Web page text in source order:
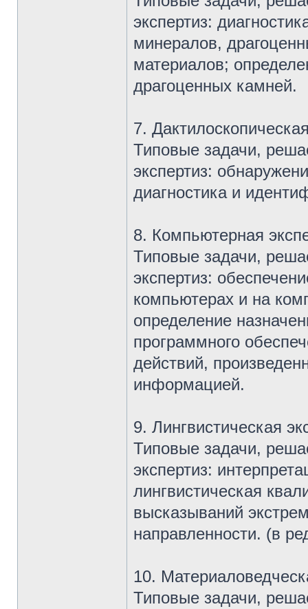
экспертиз:
минералов,
материалов;
драгоценных камней.
7.
Типовые задачи,
экспертиз:
диагностика и
8. Компьютерная
Типовые задачи,
экспертиз:
компьютерах и на
определение
программного
действий,
информацией.
9. Лингвистическая
Типовые задачи,
экспертиз:
лингвистическая
высказываний
направленности. (в
10.
Типовые задачи,